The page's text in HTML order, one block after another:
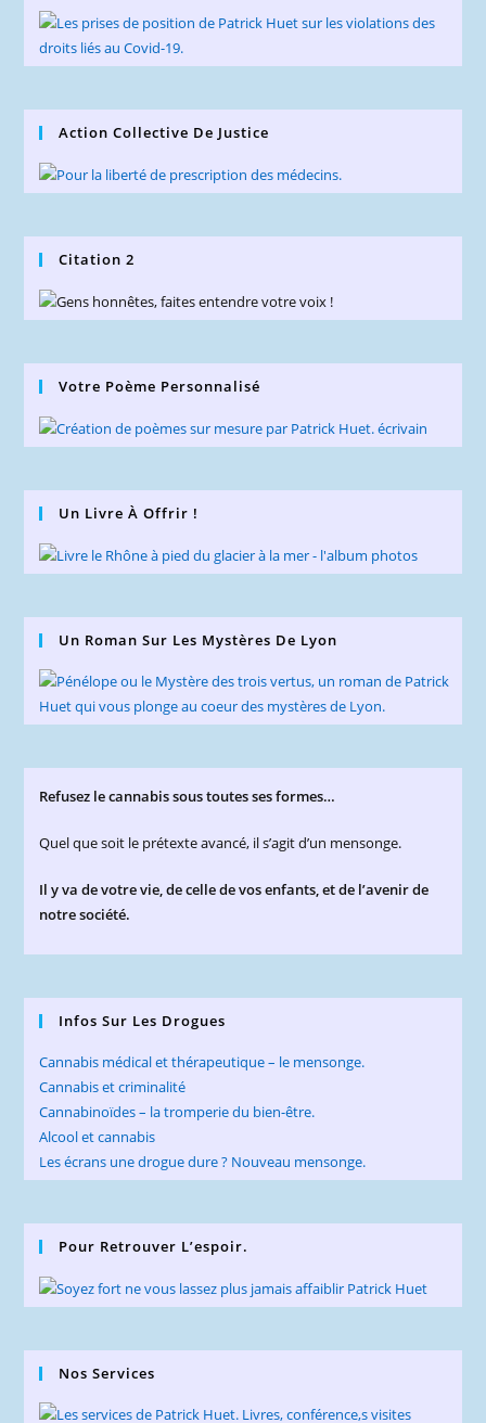
Action Collective De Justice
Citation 2
Votre Poème Personnalisé
Un Livre À Offrir !
Un Roman Sur Les Mystères De Lyon
Refusez le cannabis sous toutes ses formes…
Quel que soit le prétexte avancé, il s’agit d’un mensonge.
Il y va de votre vie, de celle de vos enfants, et de l’avenir de
notre société.
Infos Sur Les Drogues
Cannabis médical et thérapeutique – le mensonge.
Cannabis et criminalité
Cannabinoïdes – la tromperie du bien-être.
Alcool et cannabis
Les écrans une drogue dure ? Nouveau mensonge.
Pour Retrouver L’espoir.
Nos Services